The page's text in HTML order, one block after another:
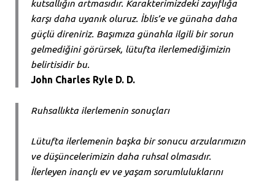
kutsallığın artmasıdır. Karakterimizdeki zayıflığa
karşı daha uyanık oluruz. İblis’e ve günaha daha
güçlü direniriz. Başımıza günahla ilgili bir sorun
gelmediğini görürsek, lütufta ilerlemediğimizin
belirtisidir bu.
John Charles Ryle D. D.
Ruhsallıkta ilerlemenin sonuçları
Lütufta ilerlemenin başka bir sonucu arzularımızın
ve düşüncelerimizin daha ruhsal olmasıdır.
İlerleyen inançlı ev ve yaşam sorumluluklarını